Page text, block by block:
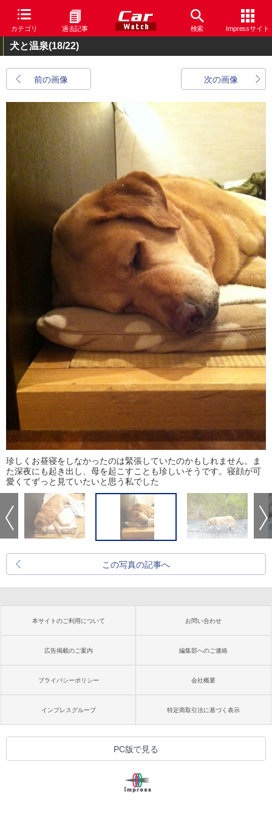
カテゴリ 過去記事 検索 Impressサイト
犬と温泉(18/22)
前の画像 次の画像
珍しくお昼寝をしなかったのは緊張していたのかもしれません。ま
た深夜にも起き出し、母を起こすことも珍しいそうです。寝顔が可
愛くてずっと見ていたいと思う私でした
この写真の記事へ
本サイトのご利用について お問い合わせ
広告掲載のご案内 編集部へのご連絡
プライバシーポリシー 会社概要
インプレスグループ 特定商取引法に基づく表示
PC版で見る